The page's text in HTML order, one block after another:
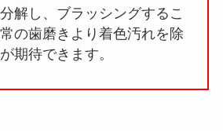
解し、ブラッシングするこ
の歯磨きより着色汚れを除
期待できます。